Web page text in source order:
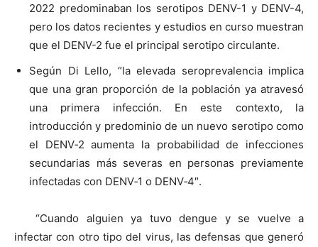
2022 predominaban los serotipos DENV-1 y DENV-4,
pero los datos recientes y estudios en curso muestran
que el DENV-2 fue el principal serotipo circulante.
Según Di Lello, “la elevada seroprevalencia implica
que una gran proporción de la población ya atravesó
una primera infección. En este contexto, la
introducción y predominio de un nuevo serotipo como
el DENV‑2 aumenta la probabilidad de infecciones
secundarias más severas en personas previamente
infectadas con DENV‑1 o DENV‑4″.
“Cuando alguien ya tuvo dengue y se vuelve a
infectar con otro tipo del virus, las defensas que generó